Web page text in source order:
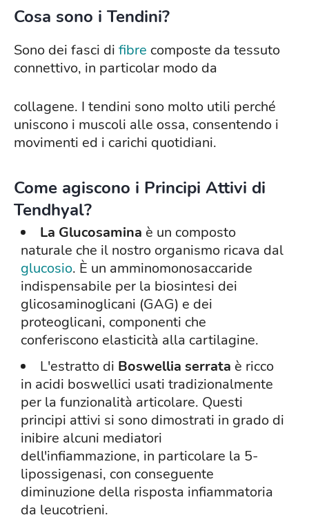
Cosa sono i Tendini?
Sono dei fasci di fibre composte da tessuto
connettivo, in particolar modo da
collagene. I tendini sono molto utili perché
uniscono i muscoli alle ossa, consentendo i
movimenti ed i carichi quotidiani.
Come agiscono i Principi Attivi di
Tendhyal?
La Glucosamina è un composto
naturale che il nostro organismo ricava dal
glucosio. È un amminomonosaccaride
indispensabile per la biosintesi dei
glicosaminoglicani (GAG) e dei
proteoglicani, componenti che
conferiscono elasticità alla cartilagine.
L'estratto di Boswellia serrata è ricco
in acidi boswellici usati tradizionalmente
per la funzionalità articolare. Questi
principi attivi si sono dimostrati in grado di
inibire alcuni mediatori
dell'infiammazione, in particolare la 5-
lipossigenasi, con conseguente
diminuzione della risposta infiammatoria
da leucotrieni.